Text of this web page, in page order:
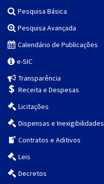
Pesquisa Básica
Pesquisa Avançada
Calendário de Publicações
e-SIC
Transparência
Receita e Despesas
Licitações
Dispensas e Inexigibilidades
Contratos e Aditivos
Leis
Decretos